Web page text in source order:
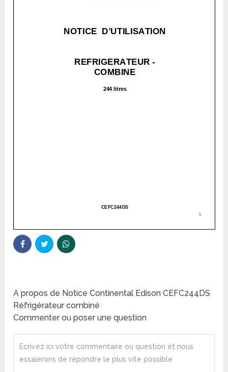
A propos de Notice Continental Edison CEFC244DS
Réfrigérateur combiné
Commenter ou poser une question